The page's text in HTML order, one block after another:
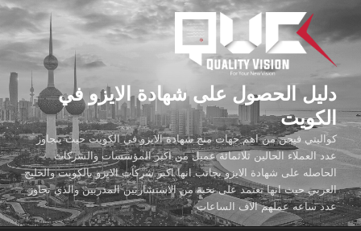
المحتوى
دليل الحصول على شهادة الايزو في
الكويت
كواليتي فيجن من اهم جهات منح شهادة الايزو في الكويت حيث يتجاوز
عدد العملاء الحالين ثلاثمائة عميل من اكبر المؤسسات والشركات
الحاصله على شهادة الايزو بجانب انها اكبر شركات الايزو بالكويت والخليج
العربي حيث انها تعتمد على نخبة من الاستشاريين المدربين والذي تجاوز
عدد ساعه عملهم الاف الساعات